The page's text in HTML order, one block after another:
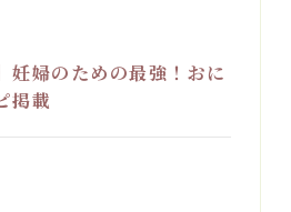
妊婦のための最強！おに
掲載